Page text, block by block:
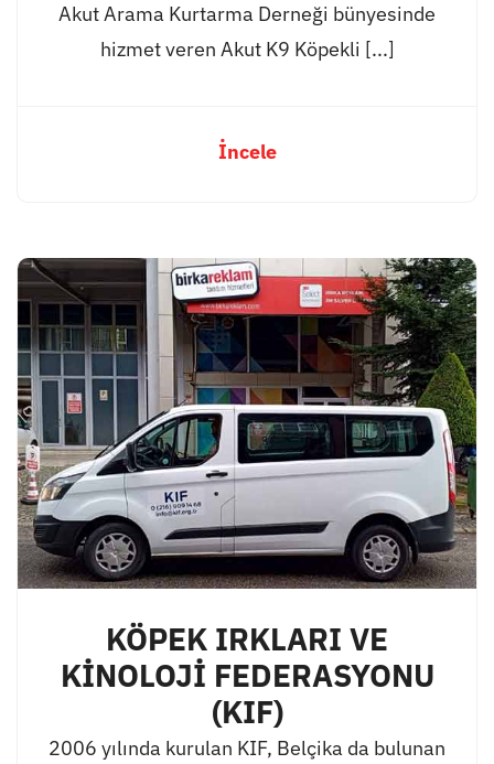
Akut Arama Kurtarma Derneği bünyesinde
hizmet veren Akut K9 Köpekli [...]
İncele
KÖPEK IRKLARI VE
KİNOLOJİ FEDERASYONU
(KIF)
2006 yılında kurulan KIF, Belçika da bulunan